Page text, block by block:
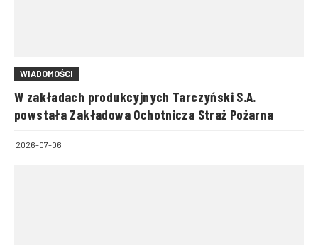
WIADOMOŚCI
W zakładach produkcyjnych Tarczyński S.A.
powstała Zakładowa Ochotnicza Straż Pożarna
2026-07-06